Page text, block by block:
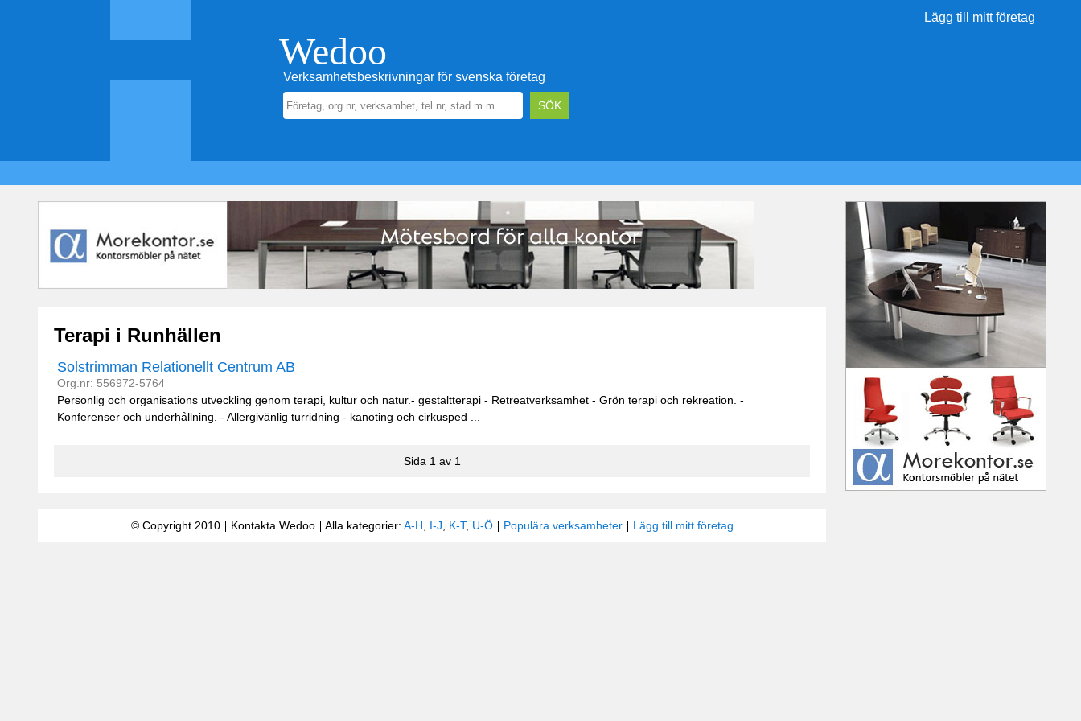
Lägg till mitt företag
Wedoo
Verksamhetsbeskrivningar för svenska företag
Terapi i Runhällen
Solstrimman Relationellt Centrum AB
Org.nr: 556972-5764
Personlig och organisations utveckling genom terapi, kultur och natur.- gestaltterapi - Retreatverksamhet - Grön terapi och rekreation. -
Konferenser och underhållning. - Allergivänlig turridning - kanoting och cirkusped ...
Sida 1 av 1
© Copyright 2010 Kontakta Wedoo Alla kategorier: A-H I-J K-T, U-Ö Populära verksamheter Lägg till mitt företag